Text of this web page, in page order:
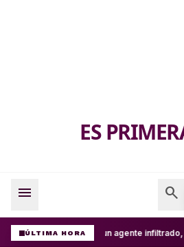
ES
menu search
ÚLTIMA HORACon un agente